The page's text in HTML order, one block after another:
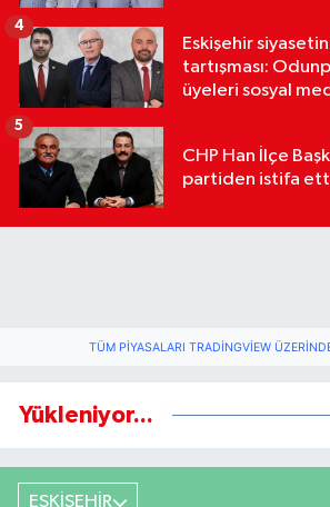
Eskişehir
tartışması:
üyeleri sosyal
4
CHP Han İlçe
partiden istifa
5
TÜM PIYASALARI TRADINGVIEW
Yükleniyor...
ESKİŞEHİR